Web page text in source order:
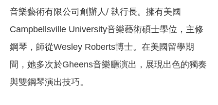
音樂藝術有限公司創辦人/ 執行長。擁有美國
Campbellsville University音樂藝術碩士學位，主修
鋼琴，師從Wesley Roberts博士。在美國留學期
間，她多次於Gheens音樂廳演出，展現出色的獨奏
與雙鋼琴演出技巧。